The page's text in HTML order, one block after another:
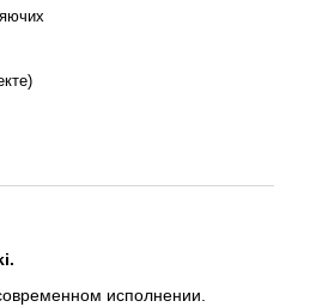
исполнении.